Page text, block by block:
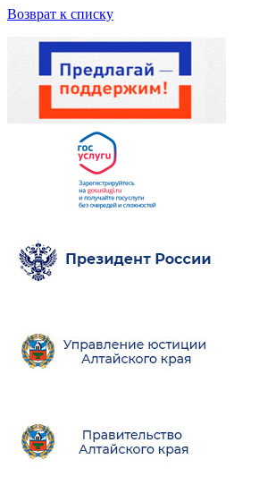
Возврат к списку